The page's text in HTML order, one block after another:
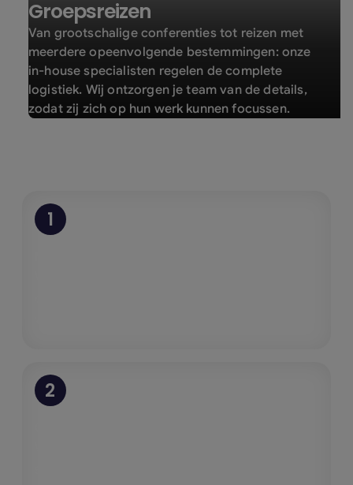
Groepsreizen
Van grootschalige conferenties tot reizen met
meerdere opeenvolgende bestemmingen: onze
in-house specialisten regelen de complete
logistiek. Wij ontzorgen je team van de details,
zodat zij zich op hun werk kunnen focussen.
1
2